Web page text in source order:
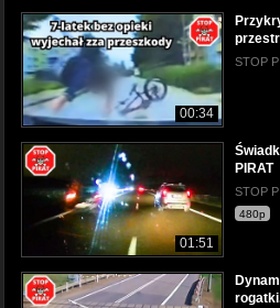
00:34
STOP
01:51
PIRAT
STOP
480p